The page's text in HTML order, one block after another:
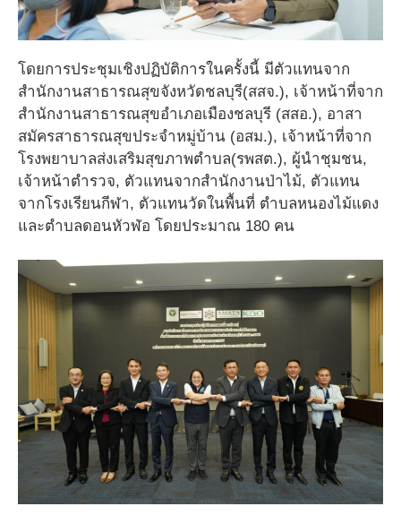
โดยการประชุมเชิงปฏิบัติการในครั้งนี้ มีตัวแทนจาก
สำนักงานสาธารณสุขจังหวัดชลบุรี(สสจ.), เจ้าหน้าที่จาก
สำนักงานสาธารณสุขอำเภอเมืองชลบุรี (สสอ.), อาสา
สมัครสาธารณสุขประจำหมู่บ้าน (อสม.), เจ้าหน้าที่จาก
โรงพยาบาลส่งเสริมสุขภาพตำบล(รพสต.), ผู้นำชุมชน,
เจ้าหน้าตำรวจ, ตัวแทนจากสำนักงานป่าไม้, ตัวแทน
จากโรงเรียนกีฬา, ตัวแทนวัดในพื้นที่ ตำบลหนองไม้แดง
และตำบลดอนหัวฬ่อ โดยประมาณ 180 คน